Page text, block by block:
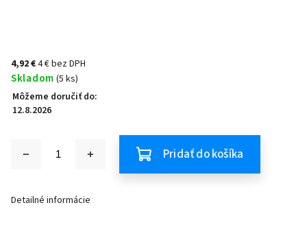
4,92 €4 € bez DPH
Skladom (5 ks)
Môžeme doručiť do:
12.8.2026
Pridať do košíka
Detailné informácie